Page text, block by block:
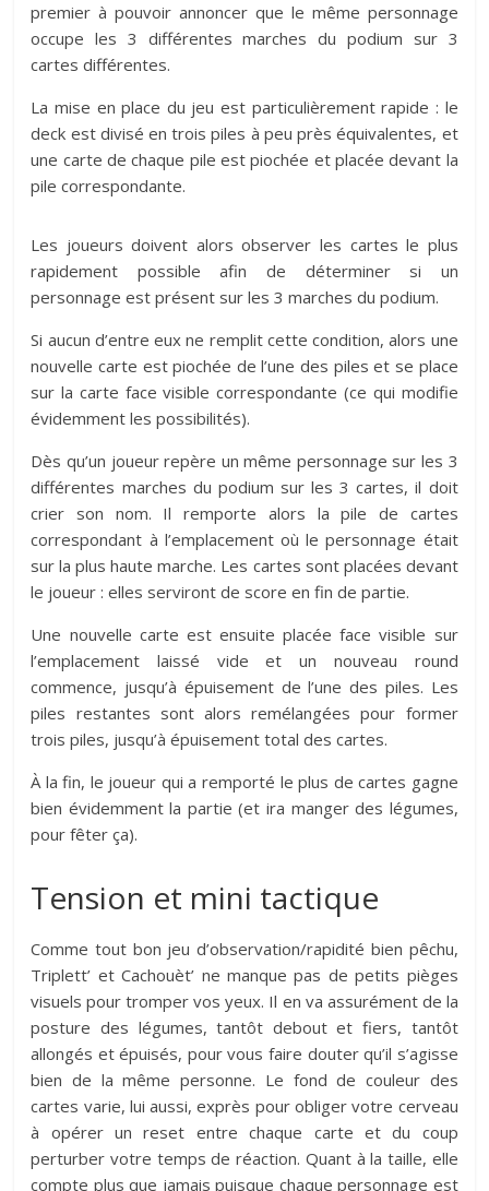
premier à pouvoir annoncer que le même personnage
occupe les 3 différentes marches du podium sur 3
cartes différentes.
La mise en place du jeu est particulièrement rapide : le
deck est divisé en trois piles à peu près équivalentes, et
une carte de chaque pile est piochée et placée devant la
pile correspondante.
Les joueurs doivent alors observer les cartes le plus
rapidement possible afin de déterminer si un
personnage est présent sur les 3 marches du podium.
Si aucun d’entre eux ne remplit cette condition, alors une
nouvelle carte est piochée de l’une des piles et se place
sur la carte face visible correspondante (ce qui modifie
évidemment les possibilités).
Dès qu’un joueur repère un même personnage sur les 3
différentes marches du podium sur les 3 cartes, il doit
crier son nom. Il remporte alors la pile de cartes
correspondant à l’emplacement où le personnage était
sur la plus haute marche. Les cartes sont placées devant
le joueur : elles serviront de score en fin de partie.
Une nouvelle carte est ensuite placée face visible sur
l’emplacement laissé vide et un nouveau round
commence, jusqu’à épuisement de l’une des piles. Les
piles restantes sont alors remélangées pour former
trois piles, jusqu’à épuisement total des cartes.
À la fin, le joueur qui a remporté le plus de cartes gagne
bien évidemment la partie (et ira manger des légumes,
pour fêter ça).
Tension et mini tactique
Comme tout bon jeu d’observation/rapidité bien pêchu,
Triplett’ et Cachouèt’ ne manque pas de petits pièges
visuels pour tromper vos yeux. Il en va assurément de la
posture des légumes, tantôt debout et fiers, tantôt
allongés et épuisés, pour vous faire douter qu’il s’agisse
bien de la même personne. Le fond de couleur des
cartes varie, lui aussi, exprès pour obliger votre cerveau
à opérer un reset entre chaque carte et du coup
perturber votre temps de réaction. Quant à la taille, elle
compte plus que jamais puisque chaque personnage est